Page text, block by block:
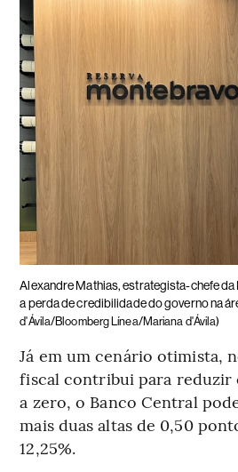
Alexandre Mathias, estrategista-chefe
a perda de credibilidade do governo na
d'Ávila/Bloomberg Línea/Mariana d'Ávila)
Já em um cenário otimista,
fiscal contribui para
a zero, o Banco Central
mais duas altas de 0,50
12,25%.